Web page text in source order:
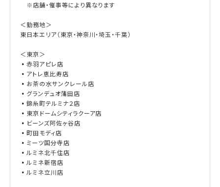
※店舗・催事等により異なります
＜勤務地＞
東日本エリア（東京・神奈川・埼玉・千葉）
＜東京＞
▪赤羽アピレ店
▪アトレ恵比寿店
▪お茶の水サンクレール店
▪グランデュオ蒲田店
▪錦糸町テルミナ２店
▪東京ドームシティラクーア店
▪ビーンズ阿佐ヶ谷店
▪町田モディ店
▪ミーツ国分寺店
▪ルミネ北千住店
▪ルミネ新宿店
▪ルミネ立川店